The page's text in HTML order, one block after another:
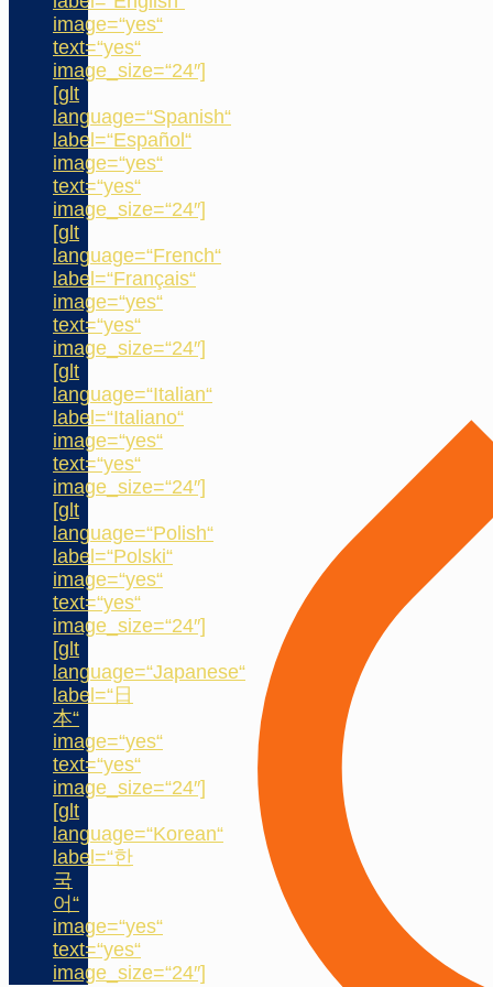
image=“yes“
text=“yes“
image_size=“24″]
[glt
language=“Spanish“
label=“Español“
image=“yes“
text=“yes“
image_size=“24″]
[glt
language=“French“
label=“Français“
image=“yes“
text=“yes“
image_size=“24″]
[glt
language=“Italian“
label=“Italiano“
image=“yes“
text=“yes“
image_size=“24″]
[glt
language=“Polish“
label=“Polski“
image=“yes“
text=“yes“
image_size=“24″]
[glt
language=“Japanese“
label=“日
本“
image=“yes“
text=“yes“
image_size=“24″]
[glt
language=“Korean“
label=“한
국
어“
image=“yes“
text=“yes“
image_size=“24″]